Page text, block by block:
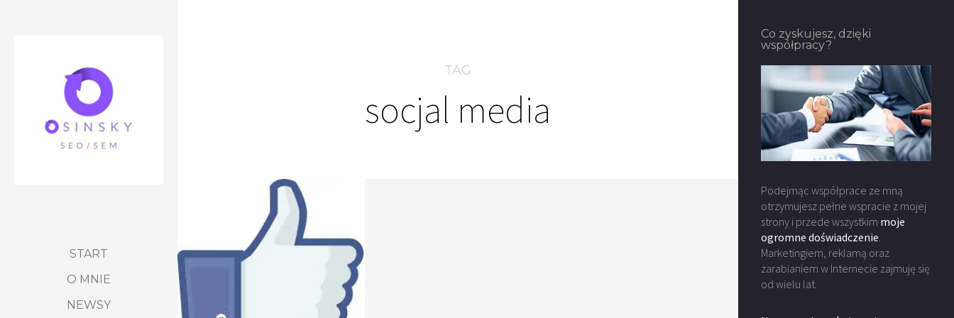
START
O MNIE
NEWSY
TAG
socjal media
Co zyskujesz, dzięki
współpracy?
Podejmąc współprace ze mną
otrzymujesz pełne wspracie z mojej
strony i przede wszystkim moje
ogromne doświadczenie.
Marketingiem, reklamą oraz
zarabianiem w Internecie zajmuję się
od wielu lat.